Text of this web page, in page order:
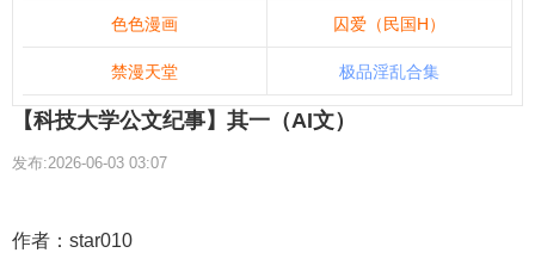
色色漫画 囚爱（民国H）
禁漫天堂 极品淫乱合集
【科技大学公文纪事】其一（AI文）
发布:2026-06-03 03:07
作者：star010